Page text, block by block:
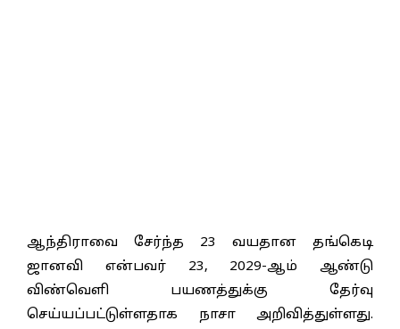
ஆந்திராவை சேர்ந்த 23 வயதான தங்கெடி
ஜானவி என்பவர் 23, 2029-ஆம் ஆண்டு
விண்வெளி பயணத்துக்கு தேர்வு
செய்யப்பட்டுள்ளதாக நாசா அறிவித்துள்ளது.